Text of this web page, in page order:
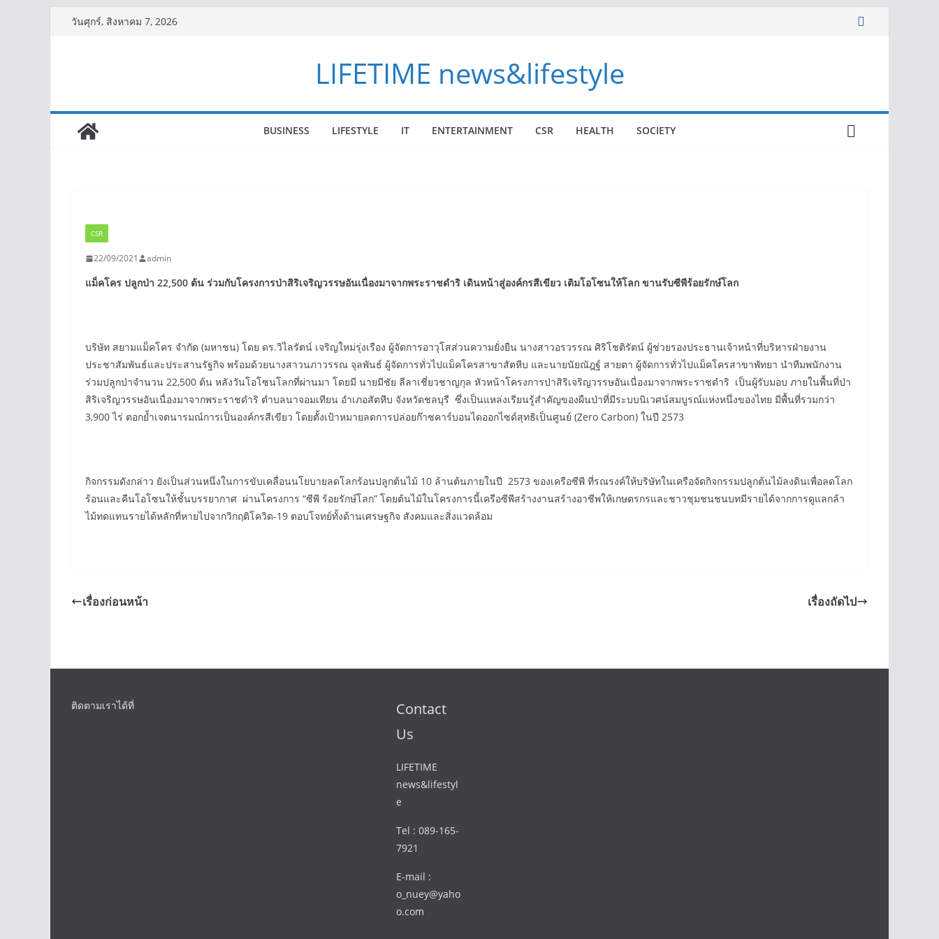
วันศุกร์, สิงหาคม 7, 2026
LIFETIME news&lifestyle
BUSINESS LIFESTYLE IT ENTERTAINMENT CSR HEALTH SOCIETY
CSR
22/09/2021 admin
แม็คโคร ปลูกป่า 22,500 ต้น ร่วมกับโครงการป่าสิริเจริญวรรษอันเนื่องมาจากพระราชดำริ เดินหน้าสู่องค์กรสีเขียว เติมโอโซนให้โลก ขานรับซีพีร้อยรักษ์โลก
บริษัท สยามแม็คโคร จำกัด (มหาชน) โดย ดร.วิไลรัตน์ เจริญใหม่รุ่งเรือง ผู้จัดการอาวุโสส่วนความยั่งยืน นางสาวอรวรรณ ศิริโชติรัตน์ ผู้ช่วยรองประธานเจ้าหน้าที่บริหารฝ่ายงาน
ประชาสัมพันธ์และประสานรัฐกิจ พร้อมด้วยนางสาวนภาวรรณ จุลพันธ์ ผู้จัดการทั่วไปแม็คโครสาขาสัตหีบ และนายนัยณัฎฐ์ สายตา ผู้จัดการทั่วไปแม็คโครสาขาพัทยา นำทีมพนักงาน
ร่วมปลูกป่าจำนวน 22,500 ต้น หลังวันโอโซนโลกที่ผ่านมา โดยมี นายมีชัย ลีลาเชี่ยวชาญกุล หัวหน้าโครงการป่าสิริเจริญวรรษอันเนื่องมาจากพระราชดำริ เป็นผู้รับมอบ ภายในพื้นที่ป่า
สิริเจริญวรรษอันเนื่องมาจากพระราชดำริ ตำบลนาจอมเทียน อำเภอสัตหีบ จังหวัดชลบุรี ซึ่งเป็นแหล่งเรียนรู้สำคัญของผืนป่าที่มีระบบนิเวศน์สมบูรณ์แห่งหนึ่งของไทย มีพื้นที่รวมกว่า
3,900 ไร่ ตอกย้ำเจตนารมณ์การเป็นองค์กรสีเขียว โดยตั้งเป้าหมายลดการปล่อยก๊าซคาร์บอนไดออกไซด์สุทธิเป็นศูนย์ (Zero Carbon) ในปี 2573
กิจกรรมดังกล่าว ยังเป็นส่วนหนึ่งในการขับเคลื่อนนโยบายลดโลกร้อนปลูกต้นไม้ 10 ล้านต้นภายในปี 2573 ของเครือซีพี ที่รณรงค์ให้บริษัทในเครือจัดกิจกรรมปลูกต้นไม้ลงดินเพื่อลดโลก
ร้อนและคืนโอโซนให้ชั้นบรรยากาศ ผ่านโครงการ “ซีพี ร้อยรักษ์โลก” โดยต้นไม้ในโครงการนี้เครือซีพีสร้างงานสร้างอาชีพให้เกษตรกรและชาวชุมชนชนบทมีรายได้จากการดูแลกล้า
ไม้ทดแทนรายได้หลักที่หายไปจากวิกฤติโควิด-19 ตอบโจทย์ทั้งด้านเศรษฐกิจ สังคมและสิ่งแวดล้อม
เรื่องก่อนหน้า เรื่องถัดไป
ติดตามเราได้ที่
Contact
Us
LIFETIME
news&lifestyl
e
Tel : 089-165-
7921
E-mail :
o_nuey@yaho
o.com